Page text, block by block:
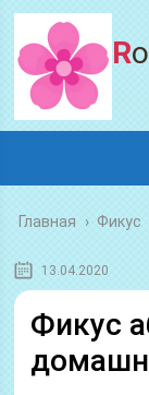
Главная › Фикус
13.04.2020
Фикус